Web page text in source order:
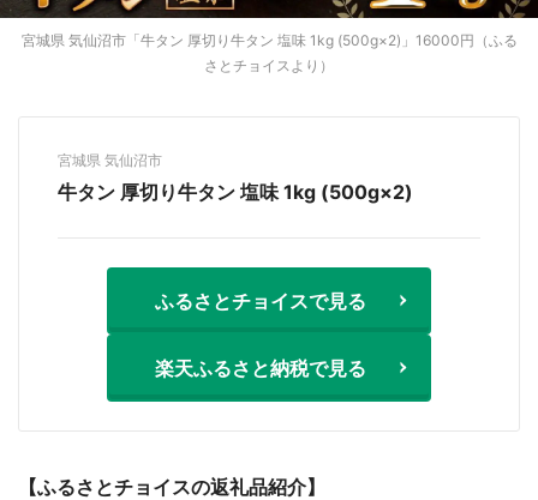
宮城県 気仙沼市「牛タン 厚切り牛タン 塩味 1kg (500g×2)」16000円（ふる
さとチョイスより）
宮城県 気仙沼市
牛タン 厚切り牛タン 塩味 1kg (500g×2)
ふるさとチョイスで見る
楽天ふるさと納税で見る
【ふるさとチョイスの返礼品紹介】